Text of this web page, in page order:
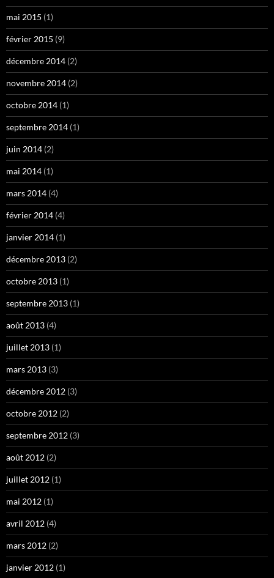
mai 2015 (1)
février 2015 (9)
décembre 2014 (2)
novembre 2014 (2)
octobre 2014 (1)
septembre 2014 (1)
juin 2014 (2)
mai 2014 (1)
mars 2014 (4)
février 2014 (4)
janvier 2014 (1)
décembre 2013 (2)
octobre 2013 (1)
septembre 2013 (1)
août 2013 (4)
juillet 2013 (1)
mars 2013 (3)
décembre 2012 (3)
octobre 2012 (2)
septembre 2012 (3)
août 2012 (2)
juillet 2012 (1)
mai 2012 (1)
avril 2012 (4)
mars 2012 (2)
janvier 2012 (1)